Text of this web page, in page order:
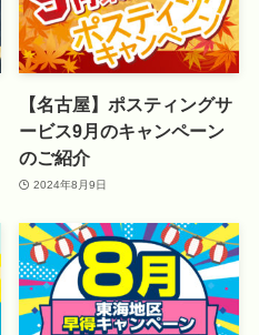
【名古屋】ポスティングサ
ービス9月のキャンペーン
のご紹介
2024年8月9日